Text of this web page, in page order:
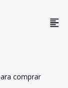
comprar